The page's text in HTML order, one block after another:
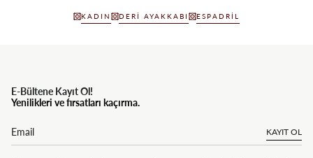
KADIN DERI AYAKKABI ESPADRIL
E-Bültene Kayıt Ol!
Yenilikleri ve fırsatları kaçırma.
KAYIT OL